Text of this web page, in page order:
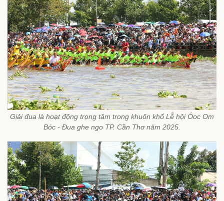
Giải đua là hoạt động trọng tâm trong khuôn khổ Lễ hội Óoc Om
Bóc - Đua ghe ngo TP. Cần Thơ năm 2025.